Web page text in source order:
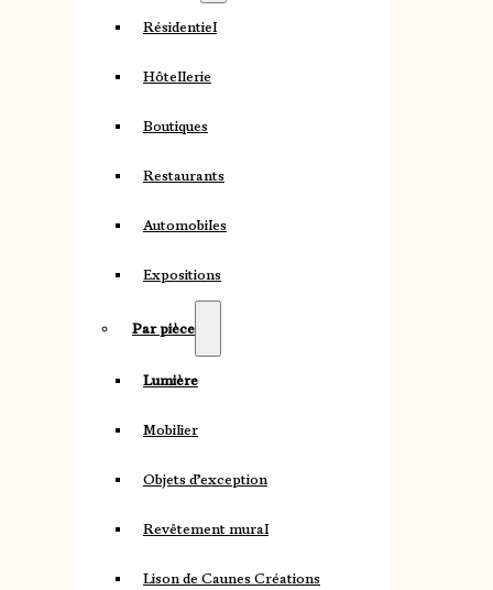
Résidentiel
Hôtellerie
Boutiques
Restaurants
Automobiles
Expositions
Par pièce
Lumière
Mobilier
Objets d’exception
Revêtement mural
Lison de Caunes Créations